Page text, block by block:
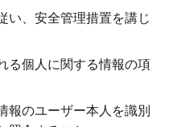
い、安全管理措置を講じ
る個人に関する情報の項
報のユーザー本人を識別